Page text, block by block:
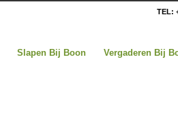
TEL:
Slapen Bij Boon Vergaderen Bij